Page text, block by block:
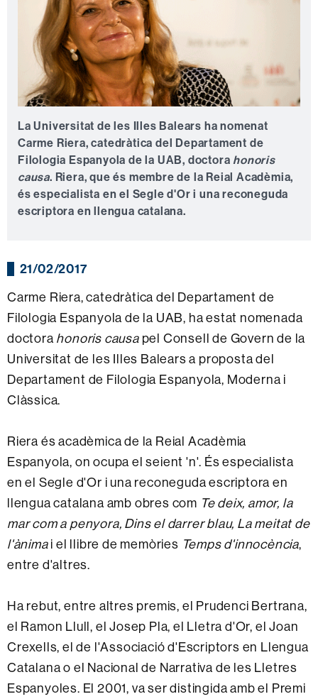
La Universitat de les Illes Balears ha nomenat
Carme Riera, catedràtica del Departament de
Filologia Espanyola de la UAB, doctora honoris
causa. Riera, que és membre de la Reial Acadèmia,
és especialista en el Segle d'Or i una reconeguda
escriptora en llengua catalana.
21/02/2017
Carme Riera, catedràtica del Departament de
Filologia Espanyola de la UAB, ha estat nomenada
doctora honoris causapel Consell de Govern de la
Universitat de les Illes Balears a proposta del
Departament de Filologia Espanyola, Moderna i
Clàssica.
Riera és acadèmica de la Reial Acadèmia
Espanyola, on ocupa el seient 'n'. És especialista
en el Segle d'Or i una reconeguda escriptora en
llengua catalana amb obres com Te deix, amor, la
mar com a penyora, Dins el darrer blau, La meitat de
l'ànimai el llibre de memòries Temps d'innocència,
entre d'altres.
Ha rebut, entre altres premis, el Prudenci Bertrana,
el Ramon Llull, el Josep Pla, el Lletra d'Or, el Joan
Crexells, el de l'Associació d'Escriptors en Llengua
Catalana o el Nacional de Narrativa de les Lletres
Espanyoles. El 2001, va ser distingida amb el Premi